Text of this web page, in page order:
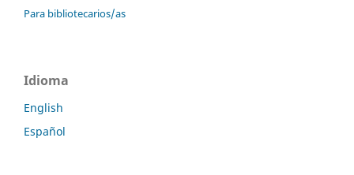
Para bibliotecarios/as
Idioma
English
Español